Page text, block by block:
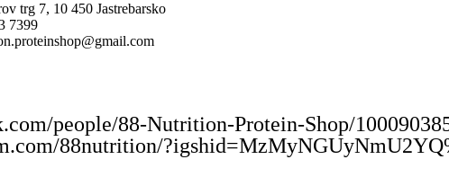
trg 7, 10 450 Jastrebarsko
7399
people/88-Nutrition-Protein-Shop/
88nutrition/